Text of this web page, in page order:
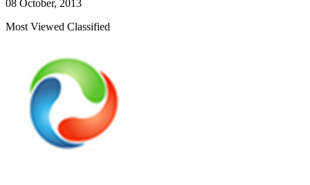
08 October, 2013
Most Viewed Classified